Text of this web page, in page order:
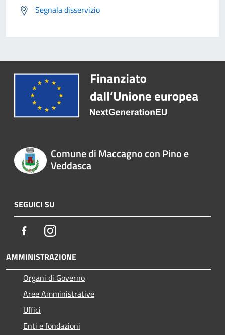
Segnala disservizio
Comune di Maccagno con Pino e
Veddasca
SEGUICI SU
FacebookInstagram
AMMINISTRAZIONE
Organi di Governo
Aree Amministrative
Uffici
Enti e fondazioni